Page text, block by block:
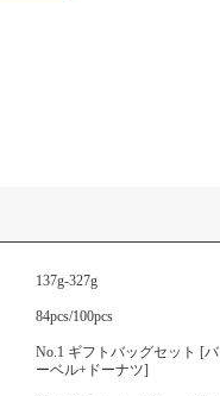
137g-327g
84pcs/100pcs
No.1 ギフトバッグセット [バ
ーベル+ドーナツ]